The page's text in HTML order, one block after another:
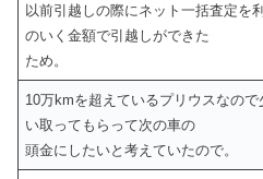
以前引越しの際にネット一括査定を
のいく金額で引越しができた
ため。
10万kmを超えているプリウスなの
い取ってもらって次の車の
頭金にしたいと考えていたので。